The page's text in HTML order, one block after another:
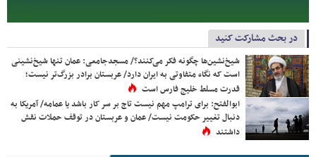
در بحث مشارکت کنید
شیخ‌نشین‌ها چگونه فکر می‌کنند؟/ مسجدجامعی: عمان تنها شیخ‌نشینی
است که نگاه متفاوتی به ایران دارد/ عربستان برادر بزرگ‌تر نیست؛
قدرت مسلط خلیج فارس است
ابوالفتح: برای ترامپ مهم نیست تاج بر سر کار باشد یا عمامه/ آمریکا به
دنبال تغییر حکومت نیست/ عمان و عربستان در توقف حملات نقش
داشتند